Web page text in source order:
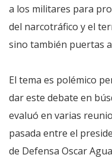
a los militares para
del narcotráfico y el
sino también puertas
El tema es polémico
dar este debate en
evaluó en varias
pasada entre el
de Defensa Oscar